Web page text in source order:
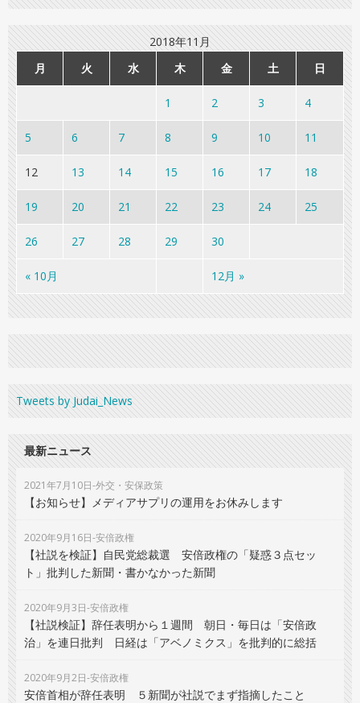
2018年11月
月
火 水 木 金 土 日
« 10月 12月 »
1 2 3 4
5 6 7 8 9 10 11
12 13 14 15 16 17 18
19 20 21 22 23 24 25
26 27 28 29 30
Tweets by Judai_News
最新ニュース
2021年7月10日-外交・安保政策
【お知らせ】メディアサプリの運用をお休みします
2020年9月16日-安倍政権
【社説を検証】自民党総裁選 安倍政権の「疑惑３点セッ
ト」批判した新聞・書かなかった新聞
2020年9月3日-安倍政権
【社説検証】辞任表明から１週間 朝日・毎日は「安倍政
治」を連日批判 日経は「アベノミクス」を批判的に総括
2020年9月2日-安倍政権
安倍首相が辞任表明 ５新聞が社説でまず指摘したこと